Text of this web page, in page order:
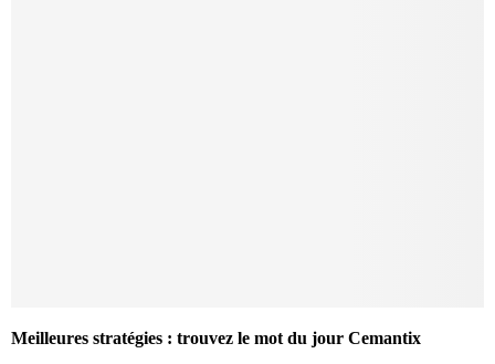
Meilleures stratégies : trouvez le mot du jour Cemantix